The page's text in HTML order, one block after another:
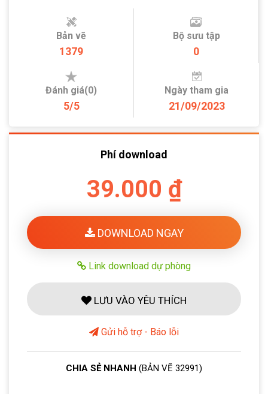
Bản vẽ
1379
Bộ sưu tập
0
Đánh giá(0)
5/5
Ngày tham gia
21/09/2023
Phí download
39.000 ₫
DOWNLOAD NGAY
Link download dự phòng
LƯU VÀO YÊU THÍCH
Gửi hỗ trợ - Báo lỗi
CHIA SẺ NHANH (BẢN VẼ 32991)